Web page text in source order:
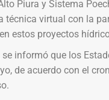
Piura y Sistema
técnica virtual con la
estos proyectos
informó que los
de acuerdo con el